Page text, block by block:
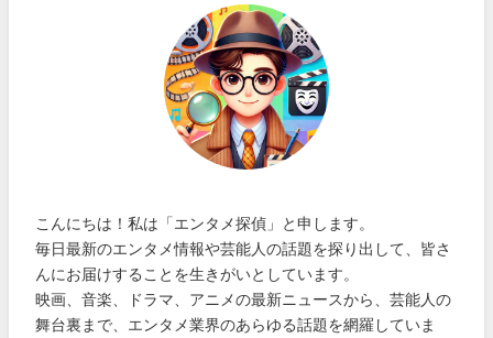
こんにちは！私は「エンタメ探偵」と申します。
毎日最新のエンタメ情報や芸能人の話題を探り出して、皆さ
んにお届けすることを生きがいとしています。
映画、音楽、ドラマ、アニメの最新ニュースから、芸能人の
舞台裏まで、エンタメ業界のあらゆる話題を網羅していま